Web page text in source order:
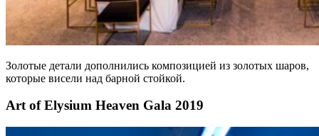
Золотые детали дополнились композицией из золотых шаров,
которые висели над барной стойкой.
Art of Elysium Heaven Gala 2019